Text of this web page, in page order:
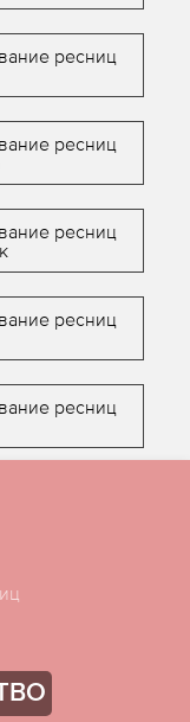
ресниц
ресниц
ресниц
ресниц
ресниц